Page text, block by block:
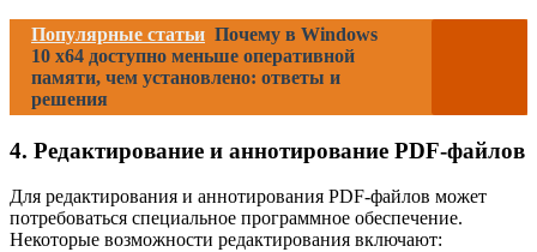
Популярные статьи Почему в Windows
10 x64 доступно меньше оперативной
памяти, чем установлено: ответы и
решения
4. Редактирование и аннотирование PDF-файлов
Для редактирования и аннотирования PDF-файлов может
потребоваться специальное программное обеспечение.
Некоторые возможности редактирования включают: